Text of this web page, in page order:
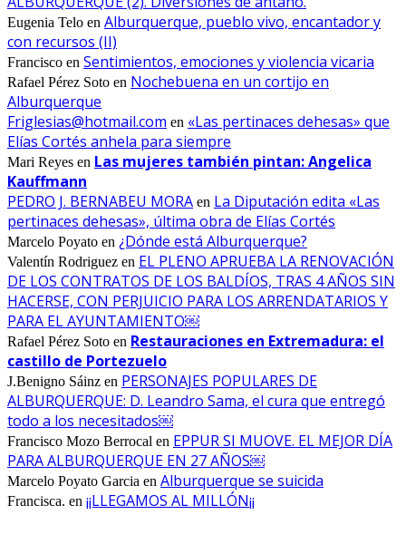
Eugenia Telo en Alburquerque, pueblo vivo, encantador y
con recursos (II)
Francisco en Sentimientos, emociones y violencia vicaria
Rafael Pérez Soto en Nochebuena en un cortijo en
Alburquerque
Friglesias@hotmail.com en «Las pertinaces dehesas» que
Elías Cortés anhela para siempre
Mari Reyes en Las mujeres también pintan: Angelica
Kauffmann
PEDRO J. BERNABEU MORA en La Diputación edita «Las
pertinaces dehesas», última obra de Elías Cortés
Marcelo Poyato en ¿Dónde está Alburquerque?
Valentín Rodriguez en EL PLENO APRUEBA LA RENOVACIÓN
DE LOS CONTRATOS DE LOS BALDÍOS, TRAS 4 AÑOS SIN
HACERSE, CON PERJUICIO PARA LOS ARRENDATARIOS Y
PARA EL AYUNTAMIENTO￼
Rafael Pérez Soto en Restauraciones en Extremadura: el
castillo de Portezuelo
J.Benigno Sáinz en PERSONAJES POPULARES DE
ALBURQUERQUE: D. Leandro Sama, el cura que entregó
todo a los necesitados￼
Francisco Mozo Berrocal en EPPUR SI MUOVE. EL MEJOR DÍA
PARA ALBURQUERQUE EN 27 AÑOS￼
Marcelo Poyato Garcia en Alburquerque se suicida
Francisca. en ¡¡LLEGAMOS AL MILLÓN¡¡